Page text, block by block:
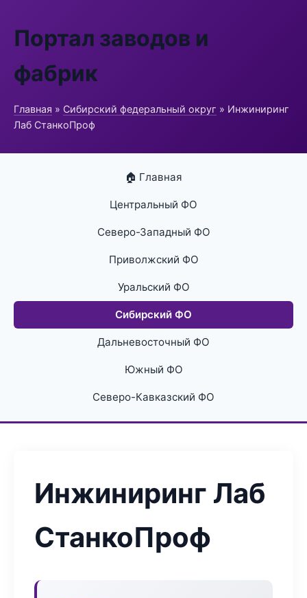
Портал заводов и
фабрик
Главная » Сибирский федеральный округ » Инжиниринг
Лаб СтанкоПроф
🏠 Главная
Центральный ФО
Северо-Западный ФО
Приволжский ФО
Уральский ФО
Сибирский ФО
Дальневосточный ФО
Южный ФО
Северо-Кавказский ФО
Инжиниринг Лаб
СтанкоПроф